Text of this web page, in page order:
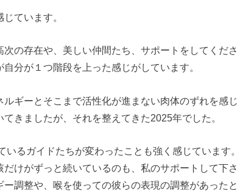
ています。
の存在や、美しい仲間たち、サポートをしてくださ
分が１つ階段を上った感じがしています。
ギーとそこまで活性化が進まない肉体のずれを感じ
きましたが、それを整えてきた2025年でした。
るガイドたちが変わったことも強く感じています。
けがずっと続いているのも、私のサポートして下さ
調整や、喉を使っての彼らの表現の調整があったと